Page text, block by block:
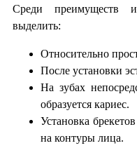
Среди преимуществ
выделить:
Относительно
После установки
На зубах
образуется кариес.
Установка
на контуры лица.